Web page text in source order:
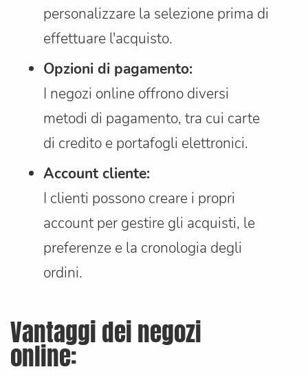
personalizzare la selezione prima di
effettuare l'acquisto.
Opzioni di pagamento:
I negozi online offrono diversi
metodi di pagamento, tra cui carte
di credito e portafogli elettronici.
Account cliente:
I clienti possono creare i propri
account per gestire gli acquisti, le
preferenze e la cronologia degli
ordini.
Vantaggi dei negozi
online: